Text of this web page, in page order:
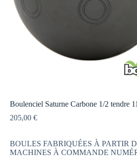
Boulenciel Saturne Carbone 1/2 tendre
205,00 €
BOULES FABRIQUÉES À PARTIR
MACHINES À COMMANDE